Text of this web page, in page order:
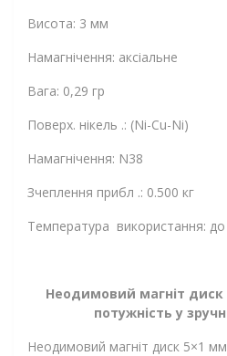
Висота: 3 мм
Намагнічення: аксіальне
Вага: 0,29 гр
Поверх. нікель .: (Ni-Cu-Ni)
Намагнічення: N38
Зчеплення прибл .: 0.500 кг
Температура використання: до
Неодимовий магніт
потужність у
Неодимовий магніт диск 5×1